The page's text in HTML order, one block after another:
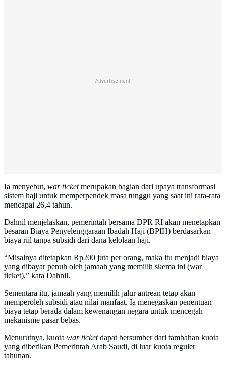
Advertisement
Ia menyebut, war ticketmerupakan bagian dari upaya transformasi
sistem haji untuk memperpendek masa tunggu yang saat ini rata-rata
mencapai 26,4 tahun.
Dahnil menjelaskan, pemerintah bersama DPR RI akan menetapkan
besaran Biaya Penyelenggaraan Ibadah Haji (BPIH) berdasarkan
biaya riil tanpa subsidi dari dana kelolaan haji.
“Misalnya ditetapkan Rp200 juta per orang, maka itu menjadi biaya
yang dibayar penuh oleh jamaah yang memilih skema ini (war
ticket),” kata Dahnil.
Sementara itu, jamaah yang memilih jalur antrean tetap akan
memperoleh subsidi atau nilai manfaat. Ia menegaskan penentuan
biaya tetap berada dalam kewenangan negara untuk mencegah
mekanisme pasar bebas.
Menurutnya, kuota war ticketdapat bersumber dari tambahan kuota
yang diberikan Pemerintah Arab Saudi, di luar kuota reguler
tahunan.